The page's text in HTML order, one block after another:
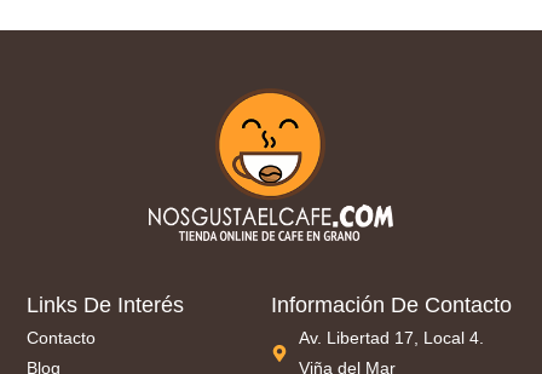
Links De Interés
Contacto
Blog
Información De Contacto
Av. Libertad 17, Local 4.
Viña del Mar